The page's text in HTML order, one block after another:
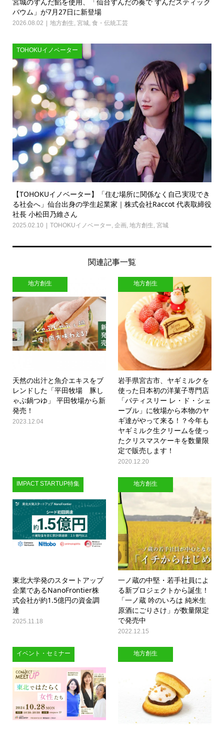
宮城のずんだ餡を使用、「仙台ずんだの奏で ずんだスティック
バウム」が7月27日に新登場
2026.08.02 地方創生, 宮城, 食・伝統工芸
TOHOKUイノベーター
【TOHOKUイノベーター】「住む場所に関係なく自己実現でき
る社会へ」仙台出身の学生起業家｜株式会社Raccot 代表取締役
社長 小松田乃維さん
2025.02.10 TOHOKUイノベーター, 企画, 地方創生, 宮城
関連記事一覧
地方創生
天然の出汁と魚介エキスをブ
レンドした「平田牧場 豚し
ゃぶ鍋つゆ」 平田牧場から新
発売！
2023.12.04
地方創生
岩手県宮古市、ヤギミルクを
使った日本初の洋菓子専門店
「パティスリー レ・ド・シェ
ーブル」に牧場から本物のヤ
ギ達がやって来る！？今年も
ヤギミルク生クリームを使っ
たクリスマスケーキを数量限
定で販売します！
2020.12.20
IMPACT STARTUP特集
東北大学発のスタートアップ
企業であるNanoFrontier株
式会社が約1.5億円の資金調
達
2025.11.18
地方創生
一ノ蔵の中堅・若手社員によ
る新プロジェクトから誕生！
「一ノ蔵 吟のいろは 純米生
原酒にごりさけ」が数量限定
で発売中
2022.12.15
イベント・セミナー 地方創生